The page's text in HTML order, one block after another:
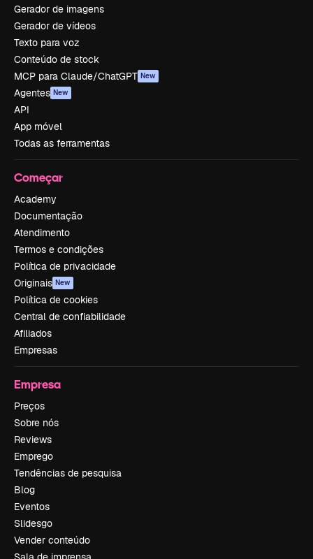
Gerador de imagens
Gerador de vídeos
Texto para voz
Conteúdo de stock
MCP para Claude/ChatGPT New
Agentes New
API
App móvel
Todas as ferramentas
Começar
Academy
Documentação
Atendimento
Termos e condições
Política de privacidade
Originais New
Política de cookies
Central de confiabilidade
Afiliados
Empresas
Empresa
Preços
Sobre nós
Reviews
Emprego
Tendências de pesquisa
Blog
Eventos
Slidesgo
Vender conteúdo